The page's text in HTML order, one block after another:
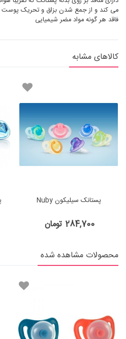
می کند و از جمع شدن بزاق و تحریک پوست
فاقد هر گونه مواد مضر شیمیایی
کالاهای مشابه
پستانک سيليكون Nuby
284,700 تومان
محصولات مشاهده شده